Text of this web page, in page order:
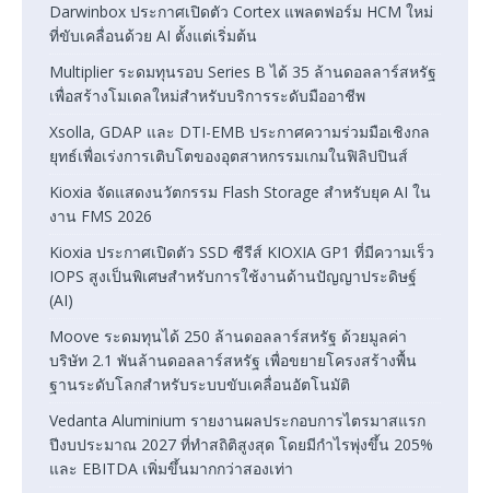
Darwinbox ประกาศเปิดตัว Cortex แพลตฟอร์ม HCM ใหม่
ที่ขับเคลื่อนด้วย AI ตั้งแต่เริ่มต้น
Multiplier ระดมทุนรอบ Series B ได้ 35 ล้านดอลลาร์สหรัฐ
เพื่อสร้างโมเดลใหม่สำหรับบริการระดับมืออาชีพ
Xsolla, GDAP และ DTI-EMB ประกาศความร่วมมือเชิงกล
ยุทธ์เพื่อเร่งการเติบโตของอุตสาหกรรมเกมในฟิลิปปินส์
Kioxia จัดแสดงนวัตกรรม Flash Storage สำหรับยุค AI ใน
งาน FMS 2026
Kioxia ประกาศเปิดตัว SSD ซีรีส์ KIOXIA GP1 ที่มีความเร็ว
IOPS สูงเป็นพิเศษสำหรับการใช้งานด้านปัญญาประดิษฐ์
(AI)
Moove ระดมทุนได้ 250 ล้านดอลลาร์สหรัฐ ด้วยมูลค่า
บริษัท 2.1 พันล้านดอลลาร์สหรัฐ เพื่อขยายโครงสร้างพื้น
ฐานระดับโลกสำหรับระบบขับเคลื่อนอัตโนมัติ
Vedanta Aluminium รายงานผลประกอบการไตรมาสแรก
ปีงบประมาณ 2027 ที่ทำสถิติสูงสุด โดยมีกำไรพุ่งขึ้น 205%
และ EBITDA เพิ่มขึ้นมากกว่าสองเท่า